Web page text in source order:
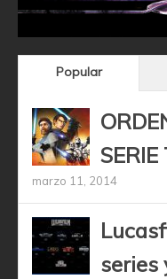
Popular
marzo 11, 2014
series